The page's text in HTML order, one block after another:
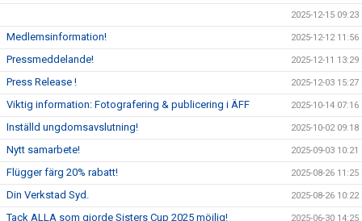
2025-12-15 09:23
Medlemsinformation! 2025-12-12 11:56
Pressmeddelande! 2025-12-11 13:29
Press Release ! 2025-12-03 15:27
Viktig information: Fotografering & publicering i ÄFF 2025-10-14 07:16
Inställd ungdomsavslutning! 2025-10-02 09:18
Nytt samarbete! 2025-09-03 10:21
Flügger färg 20% rabatt! 2025-08-26 11:25
Din Verkstad Syd. 2025-08-26 10:22
Tack ALLA som gjorde Sisters Cup 2025 möjlig! 2025-06-30 14:25